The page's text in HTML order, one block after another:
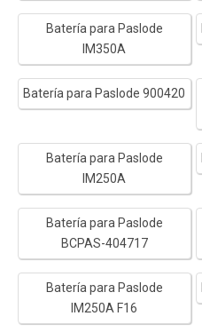
Batería para Paslode
IM350A
Batería para Paslode 900420
Batería para Paslode
IM250A
Batería para Paslode
BCPAS-404717
Batería para Paslode
IM250A F16